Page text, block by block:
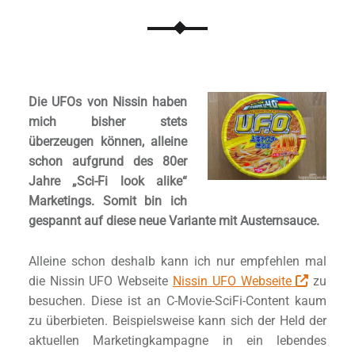
Die UFOs von Nissin haben
mich bisher stets
überzeugen können, alleine
schon aufgrund des 80er
Jahre „Sci-Fi look alike“
Marketings. Somit bin ich
gespannt auf diese neue Variante mit Austernsauce.
Alleine schon deshalb kann ich nur empfehlen mal
die Nissin UFO Webseite Nissin UFO Webseite
zu
besuchen. Diese ist an C-Movie-SciFi-Content kaum
zu überbieten. Beispielsweise kann sich der Held der
aktuellen Marketingkampagne in ein lebendes